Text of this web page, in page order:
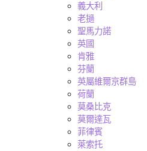
義大利
老撾
聖馬力諾
英國
肯雅
芬蘭
英屬維爾京群島
荷蘭
莫桑比克
莫爾達瓦
菲律賓
萊索托